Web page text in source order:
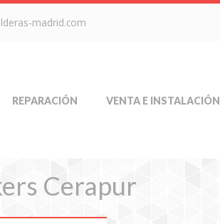
madrid.com
REPARACIÓN VENTA E INSTALACIÓN
Cerapur